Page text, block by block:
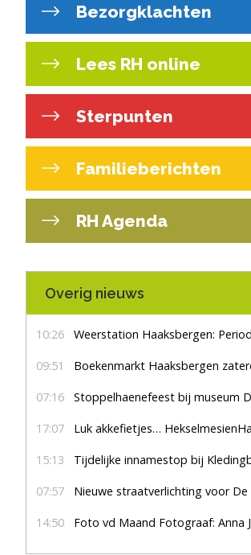
Bezorgklachten
Lees RH online
Sterpunten
Familieberichten
RH Agenda
Overig nieuws
10:26 Weerstation Haaksbergen: Perioden
09:51 Boekenmarkt Haaksbergen zaterdag 8 augustus,
07:16 Stoppelhaenefeest bij museum De
17:07 Luk akkefietjes…
15:13 Tijdelijke innamestop bij
07:57 Nieuwe straatverlichting voor De
14:50 Foto vd Maand Fotograaf: Anna